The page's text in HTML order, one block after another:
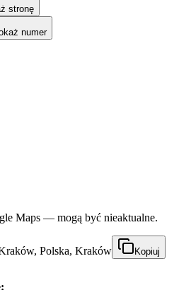
stronę
numer
Maps — mogą być nieaktualne.
Polska, Kraków Kopiuj